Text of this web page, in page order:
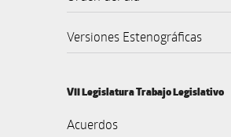
Versiones Estenográficas
VII Legislatura Trabajo Legislativo
Acuerdos